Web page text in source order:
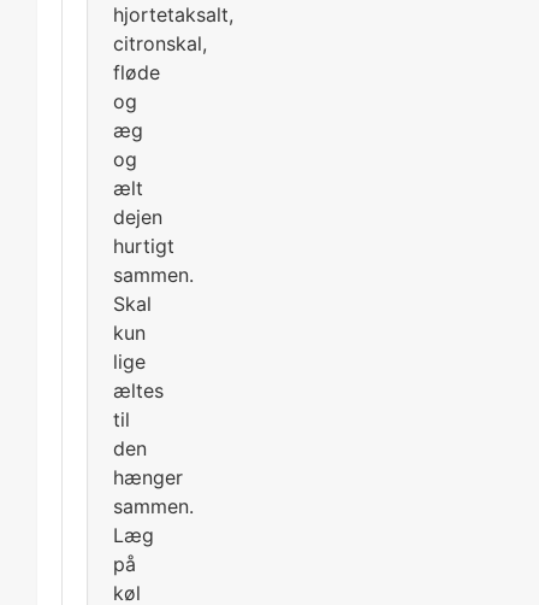
hjortetaksalt,
citronskal,
fløde
og
æg
og
ælt
dejen
hurtigt
sammen.
Skal
kun
lige
æltes
til
den
hænger
sammen.
Læg
på
køl